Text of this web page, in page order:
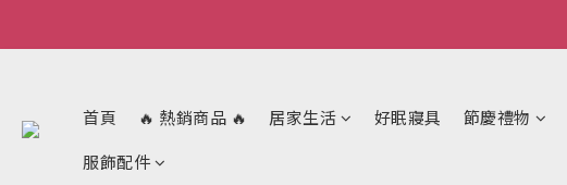
首頁 🔥 熱銷商品 🔥 居家生活 好眠寢具 節慶禮物
服飾配件